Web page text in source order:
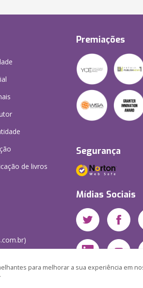
para melhorar a sua experiência em
.
de livros
Premiações
Segurança
Mídias Sociais
27